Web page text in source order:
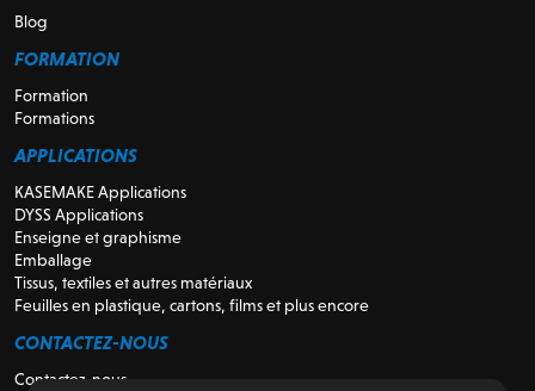
Blog
FORMATION
Formation
Formations
APPLICATIONS
KASEMAKE Applications
DYSS Applications
Enseigne et graphisme
Emballage
Tissus, textiles et autres matériaux
Feuilles en plastique, cartons, films et plus encore
CONTACTEZ-NOUS
Contactez-nous